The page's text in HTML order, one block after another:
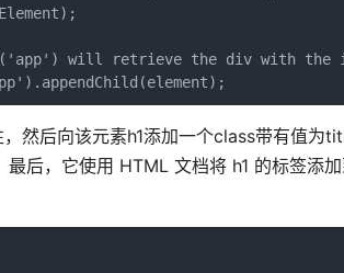
will retrieve the div with the
然后向该元素h1添加一个class带有值
最后，它使用 HTML 文档将 h1 的标签添